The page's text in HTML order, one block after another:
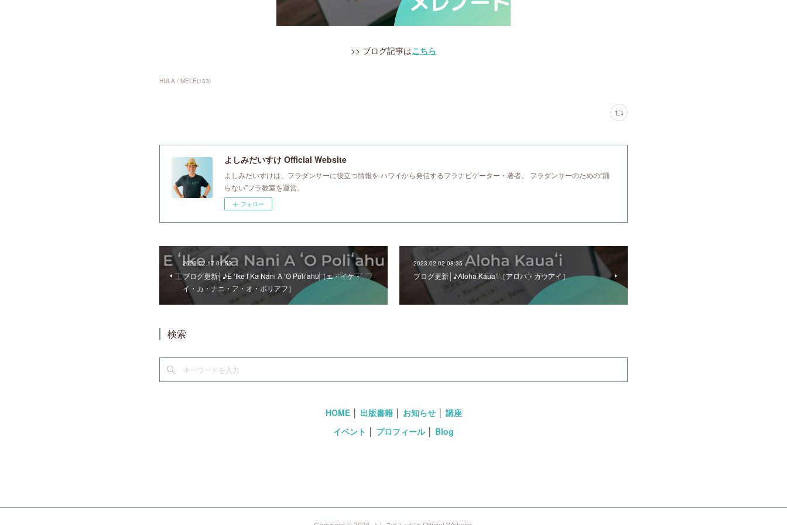
>> ブログ記事はこちら
HULA / MELE(133)
よしみだいすけ Official Website
よしみだいすけは、フラダンサーに役立つ情報を ハワイから発信するフラナビゲーター・著者。 フラダンサーのための“踊
らない”フラ教室を運営。
フォロー
2023.02.17 01:53
ブログ更新│♪E ʻIke I Ka Nani A ʻO Poliʻahu［エ・イケ・
イ・カ・ナニ・ア・オ・ポリアフ］
2023.02.02 08:35
ブログ更新│♪Aloha Kauaʻi［アロハ・カウアイ］
検索
HOME│ 出版書籍│ お知らせ│ 講座
イベント
プロフィール│ Blog